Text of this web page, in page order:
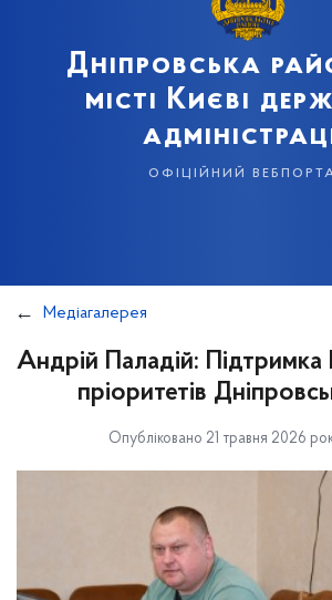
Дніпровська
місті Києві
офіційний
Медіагалерея
Андрій Паладій:
пріоритетів
Опубліковано 21 травня 2026